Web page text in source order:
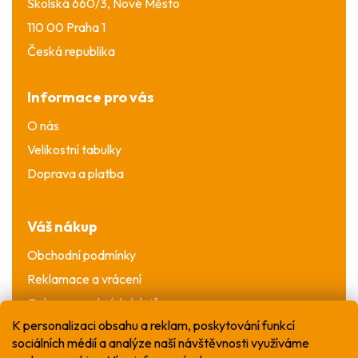
K personalizaci obsahu a reklam, poskytování funkcí
sociálních médií a analýze naší návštěvnosti využíváme
110 00 Praha 1
Česká republika
Informace pro vás
O nás
Velikostní tabulky
Doprava a platba
Váš nákup
Obchodní podmínky
Reklamace a vrácení
Ochrana osobních údajů